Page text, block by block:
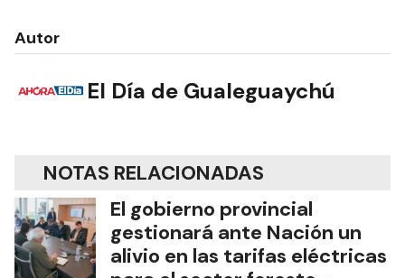
Autor
El Día de Gualeguaychú
NOTAS RELACIONADAS
El gobierno provincial
gestionará ante Nación un
alivio en las tarifas eléctricas